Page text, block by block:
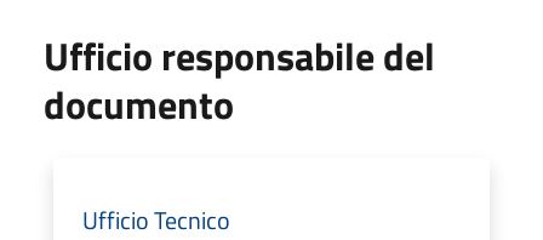
Ufficio responsabile del
documento
Ufficio Tecnico